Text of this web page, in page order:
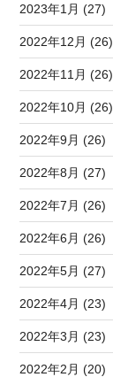
2023年1月 (27)
2022年12月 (26)
2022年11月 (26)
2022年10月 (26)
2022年9月 (26)
2022年8月 (27)
2022年7月 (26)
2022年6月 (26)
2022年5月 (27)
2022年4月 (23)
2022年3月 (23)
2022年2月 (20)